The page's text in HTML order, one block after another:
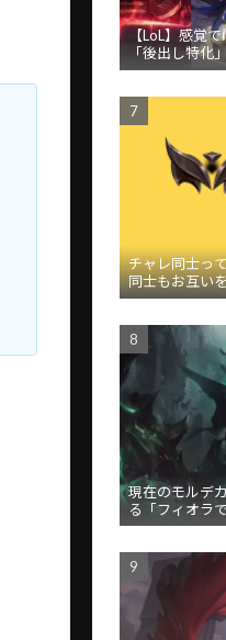
【LoL】感覚
「後出し特化
話題
チャレ同士っ
同士もお互い
現在のモルデ
る「フィオラ